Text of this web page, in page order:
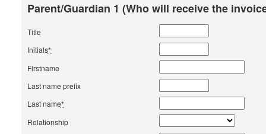
Parent/Guardian 1 (Who will receive the
Title
Initials*
Firstname
Last name prefix
Last name*
Relationship